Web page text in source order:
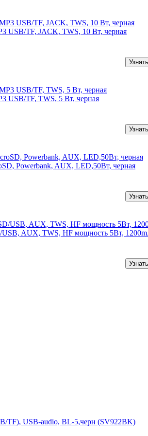
USB/TF, JACK, TWS, 10 Вт, черная
USB/TF, TWS, 5 Вт, черная
Powerbank, AUX, LED,50Вт, черная
AUX, TWS, HF мощность 5Вт,
TF), USB-audio, BL-5,черн (SV922BK)